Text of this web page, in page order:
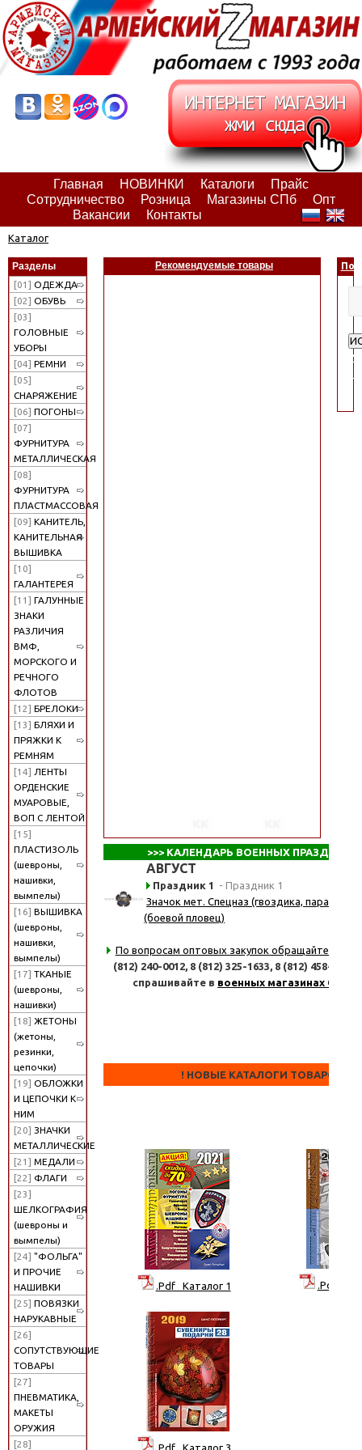
Главная НОВИНКИ Каталоги
Прайс
Сотрудничество
Розница Магазины СПб
Опт
Вакансии
Контакты
Каталог
Разделы
[01] ОДЕЖДА
[02] ОБУВЬ
[03]
ГОЛОВНЫЕ
УБОРЫ
[04] РЕМНИ
[05]
СНАРЯЖЕНИЕ
[06] ПОГОНЫ
[07]
ФУРНИТУРА
МЕТАЛЛИЧЕСКАЯ
[08]
ФУРНИТУРА
ПЛАСТМАССОВАЯ
[09] КАНИТЕЛЬ,
КАНИТЕЛЬНАЯ
ВЫШИВКА
[10]
ГАЛАНТЕРЕЯ
[11] ГАЛУННЫЕ
ЗНАКИ
РАЗЛИЧИЯ
ВМФ,
МОРСКОГО И
РЕЧНОГО
ФЛОТОВ
[12] БРЕЛОКИ
[13] БЛЯХИ И
ПРЯЖКИ К
РЕМНЯМ
[14] ЛЕНТЫ
ОРДЕНСКИЕ
МУАРОВЫЕ,
ВОП С ЛЕНТОЙ
[15]
ПЛАСТИЗОЛЬ
(шевроны,
нашивки,
вымпелы)
[16] ВЫШИВКА
(шевроны,
нашивки,
вымпелы)
[17] ТКАНЫЕ
(шевроны,
нашивки)
[18] ЖЕТОНЫ
(жетоны,
резинки,
цепочки)
[19] ОБЛОЖКИ
И ЦЕПОЧКИ К
НИМ
[20] ЗНАЧКИ
МЕТАЛЛИЧЕСКИЕ
[21] МЕДАЛИ
[22] ФЛАГИ
[23]
ШЕЛКОГРАФИЯ
(шевроны и
вымпелы)
[24] "ФОЛЬГА"
И ПРОЧИЕ
НАШИВКИ
[25] ПОВЯЗКИ
НАРУКАВНЫЕ
[26]
СОПУТСТВУЮЩИЕ
ТОВАРЫ
[27]
ПНЕВМАТИКА,
МАКЕТЫ
ОРУЖИЯ
[28]
Рекомендуемые товары
>>> КАЛЕНДАРЬ ВОЕННЫХ
АВГУСТ
Праздник 1 - Праздник 1
Значок мет. Спецназ (гвоздика, парашют,
(боевой пловец)
По вопросам оптовых закупок обращайтесь
(812) 240-0012, 8 (812) 325-1633, 8 (812) 458-8347
спрашивайте в военных магазинах СПб
! НОВЫЕ КАТАЛОГИ ТОВАРОВ !
.Pdf Каталог 1 .Pdf
.Pdf Каталог 3